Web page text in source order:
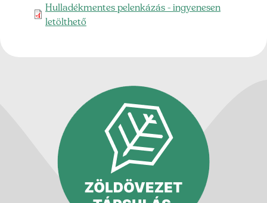
Feltöltött fileok
Hulladékmentes pelenkázás - ingyenesen
letölthető